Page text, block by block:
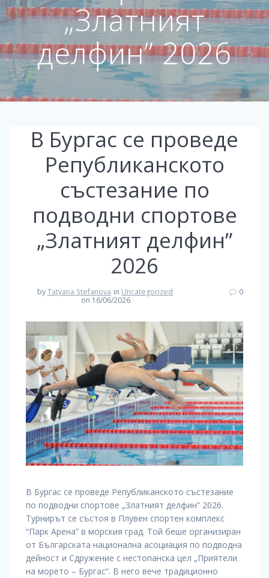
„Златният
делфин” 2026
В Бургас се проведе
Републиканското
състезание по
подводни спортове
„Златният делфин”
2026
byTatyana Stefanova in Uncategorized
on 16/06/2026
0
В Бургас се проведе Републиканското състезание
по подводни спортове „Златният делфин” 2026.
Турнирът се състоя в Плувен спортен комплекс
“Парк Арена” в морския град. Той беше организиран
от Българската национална асоциация по подводна
дейност и Сдружение с нестопанска цел „Приятели
на морето – Бургас“. В него вече традиционно